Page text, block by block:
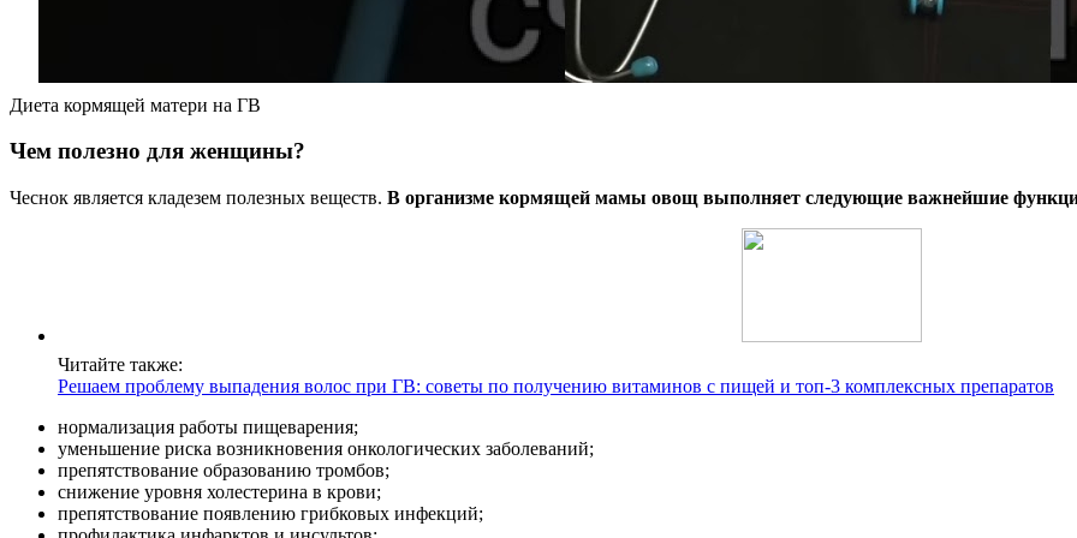
Диета кормящей матери на ГВ
Чем полезно для женщины?
Чеснок является кладезем полезных веществ. В организме кормящей мамы овощ выполняет следующие важнейшие
Читайте также:
Решаем проблему выпадения волос при ГВ: советы по получению витаминов с пищей и топ-3 комплексных препаратов
нормализация работы пищеварения;
уменьшение риска возникновения онкологических заболеваний;
препятствование образованию тромбов;
снижение уровня холестерина в крови;
препятствование появлению грибковых инфекций;